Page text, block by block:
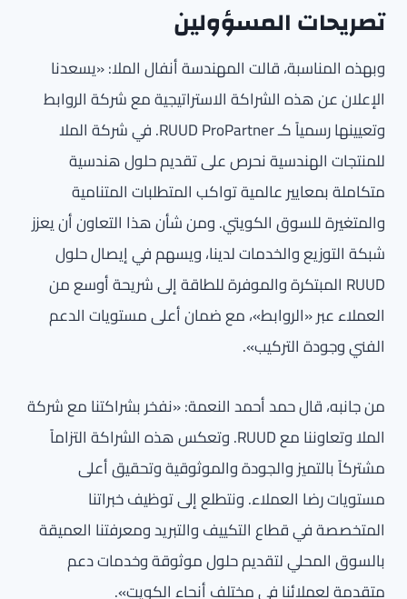
تصريحات المسؤولين
وبهذه المناسبة، قالت المهندسة أنفال الملا: «يسعدنا
الإعلان عن هذه الشراكة الاستراتيجية مع شركة الروابط
وتعيينها رسمياً كـ RUUD ProPartner. في شركة الملا
للمنتجات الهندسية نحرص على تقديم حلول هندسية
متكاملة بمعايير عالمية تواكب المتطلبات المتنامية
والمتغيرة للسوق الكويتي. ومن شأن هذا التعاون أن يعزز
شبكة التوزيع والخدمات لدينا، ويسهم في إيصال حلول
RUUD المبتكرة والموفرة للطاقة إلى شريحة أوسع من
العملاء عبر «الروابط»، مع ضمان أعلى مستويات الدعم
الفني وجودة التركيب».
من جانبه، قال حمد أحمد النعمة: «نفخر بشراكتنا مع شركة
الملا وتعاوننا مع RUUD. وتعكس هذه الشراكة التزاماً
مشتركاً بالتميز والجودة والموثوقية وتحقيق أعلى
مستويات رضا العملاء. ونتطلع إلى توظيف خبراتنا
المتخصصة في قطاع التكييف والتبريد ومعرفتنا العميقة
بالسوق المحلي لتقديم حلول موثوقة وخدمات دعم
متقدمة لعملائنا في مختلف أنحاء الكويت».